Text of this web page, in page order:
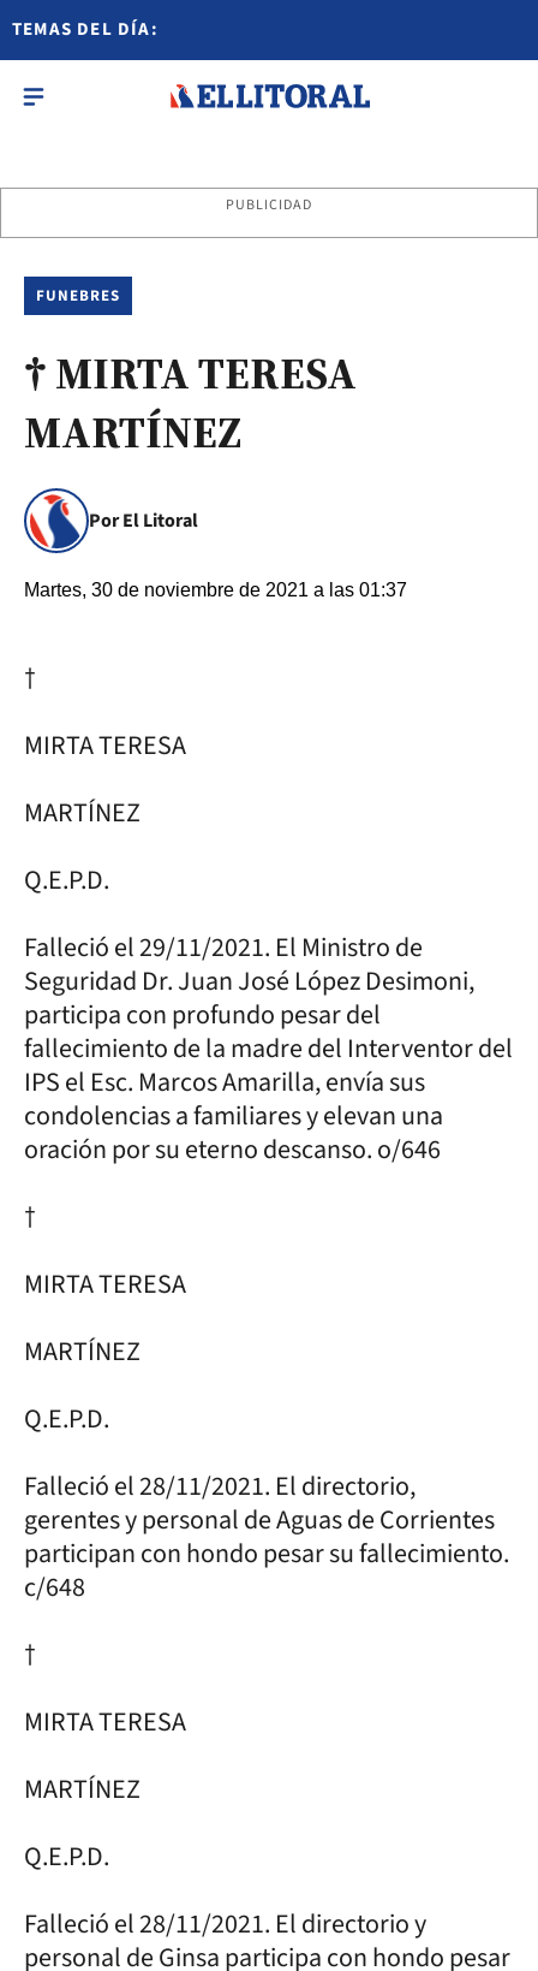
TEMAS DEL DÍA:
PUBLICIDAD
FUNEBRES
† MIRTA TERESA
MARTÍNEZ
Por El Litoral
Martes, 30 de noviembre de 2021 a las 01:37
†
MIRTA TERESA
MARTÍNEZ
Q.E.P.D.
Falleció el 29/11/2021. El Ministro de
Seguridad Dr. Juan José López Desimoni,
participa con profundo pesar del
fallecimiento de la madre del Interventor del
IPS el Esc. Marcos Amarilla, envía sus
condolencias a familiares y elevan una
oración por su eterno descanso. o/646
†
MIRTA TERESA
MARTÍNEZ
Q.E.P.D.
Falleció el 28/11/2021. El directorio,
gerentes y personal de Aguas de Corrientes
participan con hondo pesar su fallecimiento.
c/648
†
MIRTA TERESA
MARTÍNEZ
Q.E.P.D.
Falleció el 28/11/2021. El directorio y
personal de Ginsa participa con hondo pesar